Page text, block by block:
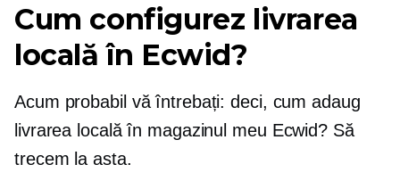
Cum configurez livrarea
locală în Ecwid?
Acum probabil vă întrebați: deci, cum adaug
livrarea locală în magazinul meu Ecwid? Să
trecem la asta.